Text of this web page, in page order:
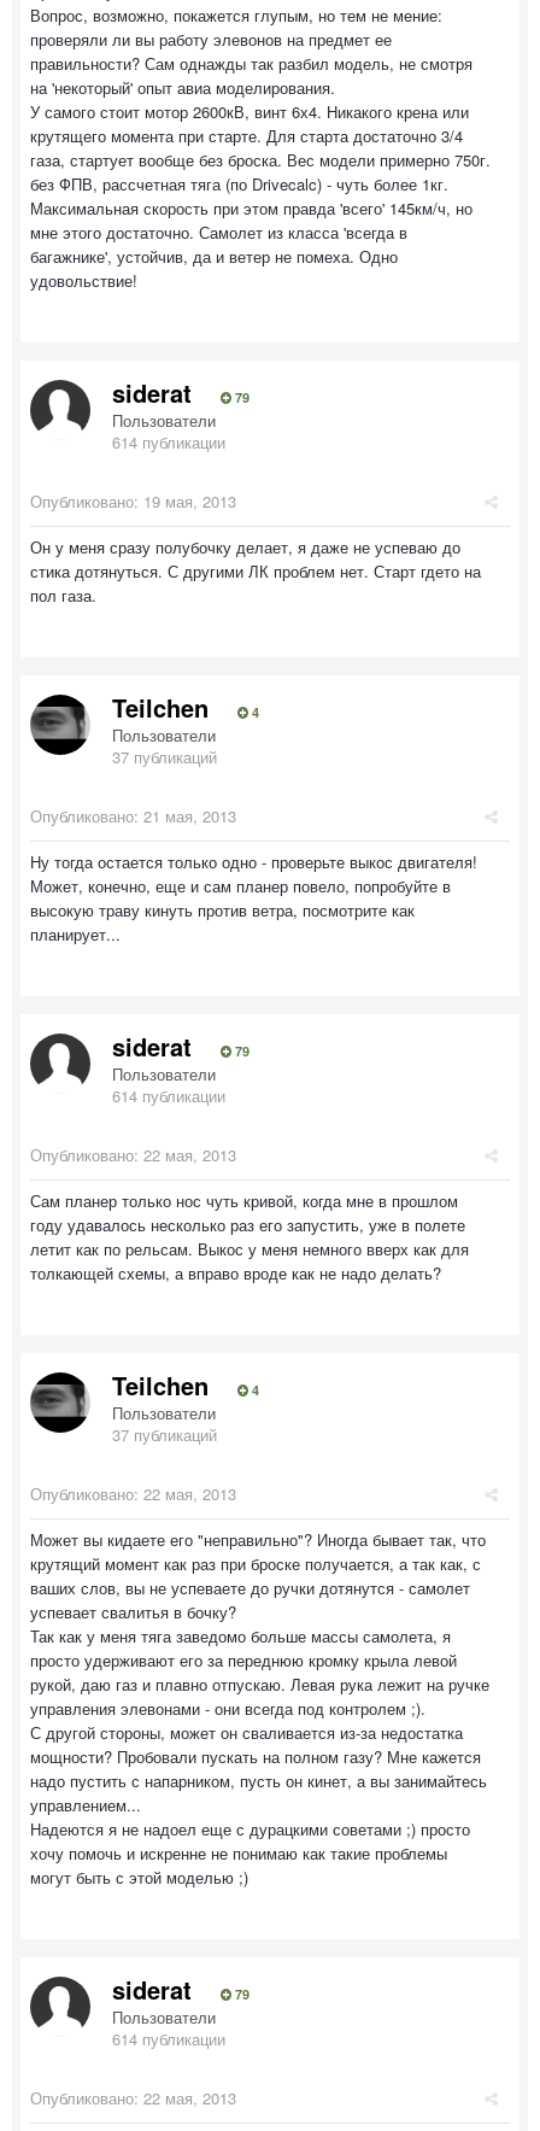
Вопрос, возможно, покажется глупым, но тем не мение:
проверяли ли вы работу элевонов на предмет ее
правильности? Сам однажды так разбил модель, не смотря
на 'некоторый' опыт авиа моделирования.
У самого стоит мотор 2600кВ, винт 6х4. Никакого крена или
крутящего момента при старте. Для старта достаточно 3/4
газа, стартует вообще без броска. Вес модели примерно 750г.
без ФПВ, рассчетная тяга (по Drivecalc) - чуть более 1кг.
Максимальная скорость при этом правда 'всего' 145км/ч, но
мне этого достаточно. Самолет из класса 'всегда в
багажнике', устойчив, да и ветер не помеха. Одно
удовольствие!
siderat 79
Пользователи
614 публикации
Опубликовано: 19 мая, 2013
Он у меня сразу полубочку делает, я даже не успеваю до
стика дотянуться. С другими ЛК проблем нет. Старт гдето на
пол газа.
Teilchen 4
Пользователи
37 публикаций
Опубликовано: 21 мая, 2013
Ну тогда остается только одно - проверьте выкос двигателя!
Может, конечно, еще и сам планер повело, попробуйте в
высокую траву кинуть против ветра, посмотрите как
планирует...
siderat 79
Пользователи
614 публикации
Опубликовано: 22 мая, 2013
Сам планер только нос чуть кривой, когда мне в прошлом
году удавалось несколько раз его запустить, уже в полете
летит как по рельсам. Выкос у меня немного вверх как для
толкающей схемы, а вправо вроде как не надо делать?
Teilchen 4
Пользователи
37 публикаций
Опубликовано: 22 мая, 2013
Может вы кидаете его "неправильно"? Иногда бывает так, что
крутящий момент как раз при броске получается, а так как, с
ваших слов, вы не успеваете до ручки дотянутся - самолет
успевает свалитья в бочку?
Так как у меня тяга заведомо больше массы самолета, я
просто удерживают его за переднюю кромку крыла левой
рукой, даю газ и плавно отпускаю. Левая рука лежит на ручке
управления элевонами - они всегда под контролем ;).
С другой стороны, может он сваливается из-за недостатка
мощности? Пробовали пускать на полном газу? Мне кажется
надо пустить с напарником, пусть он кинет, а вы занимайтесь
управлением...
Надеются я не надоел еще с дурацкими советами ;) просто
хочу помочь и искренне не понимаю как такие проблемы
могут быть с этой моделью ;)
siderat 79
Пользователи
614 публикации
Опубликовано: 22 мая, 2013